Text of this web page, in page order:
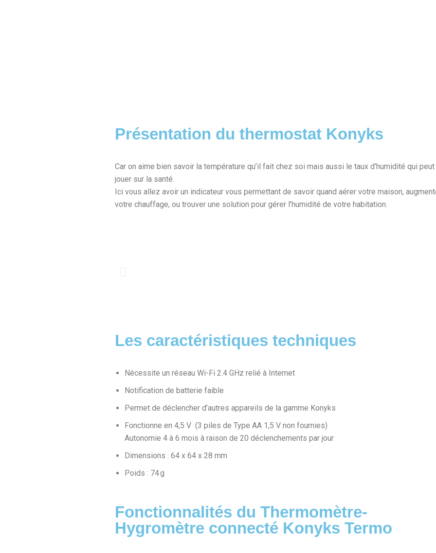
Présentation du thermostat Konyks
Car on aime bien savoir la température qu’il fait chez soi mais aussi le taux d’humidité qui peut
jouer sur la santé.
Ici vous allez avoir un indicateur vous permettant de savoir quand aérer votre maison,
votre chauffage, ou trouver une solution pour gérer l’humidité de votre habitation.
Les caractéristiques techniques
Nécessite un réseau Wi-Fi 2.4 GHz relié à Internet
Notification de batterie faible
Permet de déclencher d’autres appareils de la gamme Konyks
Fonctionne en 4,5 V (3 piles de Type AA 1,5 V non fournies)
Autonomie 4 à 6 mois à raison de 20 déclenchements par jour
Dimensions : 64 x 64 x 28 mm
Poids : 74 g
Fonctionnalités du Thermomètre-
Hygromètre connecté Konyks Termo